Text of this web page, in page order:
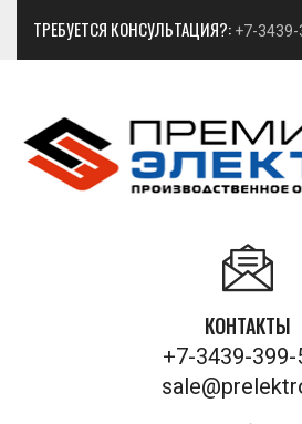
ТРЕБУЕТСЯ КОНСУЛЬТАЦИЯ?: +7-
КОНТАКТЫ
+7-3439-399-